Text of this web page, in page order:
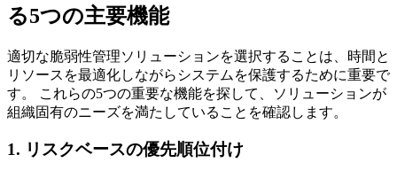
る5つの主要機能
適切な脆弱性管理ソリューションを選択することは、時間と
リソースを最適化しながらシステムを保護するために重要で
す。 これらの5つの重要な機能を探して、ソリューションが
組織固有のニーズを満たしていることを確認します。
1. リスクベースの優先順位付け